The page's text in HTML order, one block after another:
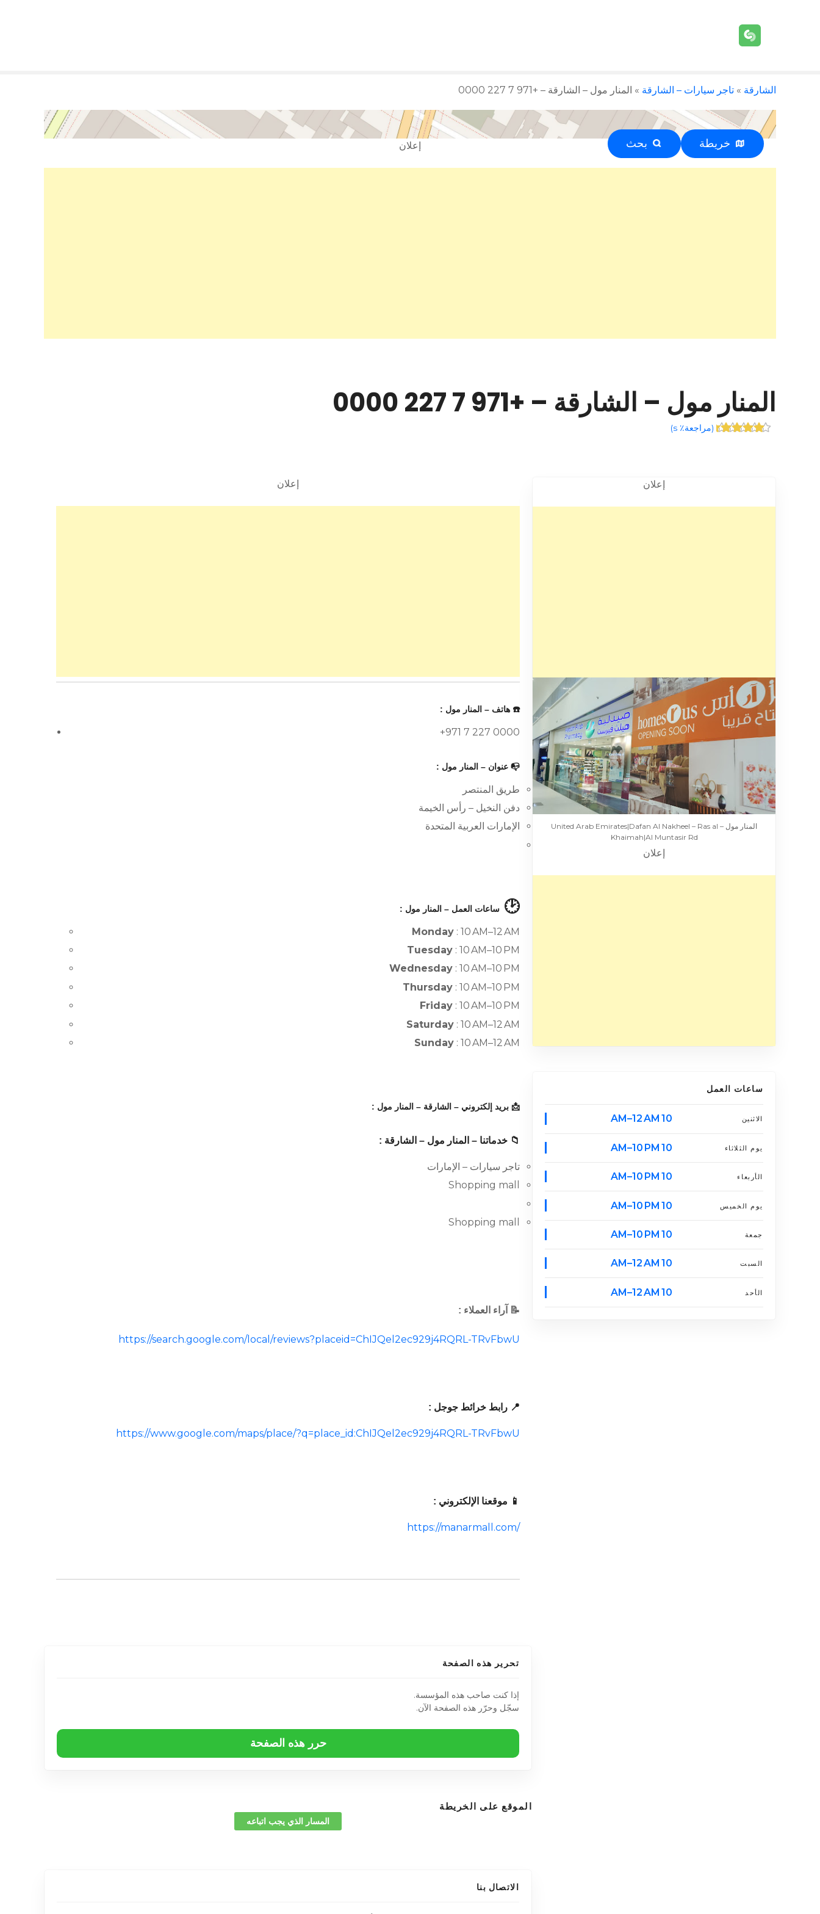
الشارقة » تاجر سيارات – الشارقة » المنار مول – الشارقة – +971 7 227 0000
خريطة بحث إعلان
المنار مول – الشارقة – +971 7 227 0000
(مراجعة٪ s )
إعلان
المنار مول – United Arab Emirates|Dafan Al Nakheel – Ras al
Khaimah|Al Muntasir Rd
إعلان
ساعات العمل
الاثنين 10 AM–12 AM
يوم الثلاثاء 10 AM–10 PM
الأربعاء 10 AM–10 PM
يوم الخميس 10 AM–10 PM
جمعة 10 AM–10 PM
السبت 10 AM–12 AM
الأحد 10 AM–12 AM
إعلان
☎️ هاتف – المنار مول :
+971 7 227 0000
📭 عنوان – المنار مول :
طريق المنتصر
دفن النخيل – رأس الخيمة
الإمارات العربية المتحدة
🕑 ساعات العمل – المنار مول :
Monday : 10 AM–12 AM
Tuesday : 10 AM–10 PM
Wednesday : 10 AM–10 PM
Thursday : 10 AM–10 PM
Friday : 10 AM–10 PM
Saturday : 10 AM–12 AM
Sunday : 10 AM–12 AM
📩 بريد إلكتروني – الشارقة – المنار مول :
📁 خدماتنا – المنار مول – الشارقة :
تاجر سيارات – الإمارات
Shopping mall
Shopping mall
📝 آراء العملاء :
https://search.google.com/local/reviews?placeid=ChIJQel2ec929j4RQRL-TRvFbwU
📍 رابط خرائط جوجل :
https://www.google.com/maps/place/?q=place_id:ChIJQel2ec929j4RQRL-TRvFbwU
📱 موقعنا الإلكتروني :
https://manarmall.com/
تحرير هذه الصفحة
إذا كنت صاحب هذه المؤسسة.
سجّل وحرّر هذه الصفحة الآن.
حرر هذه الصفحة
الموقع على الخريطة
المسار الذي يجب اتباعه
الاتصال بنا